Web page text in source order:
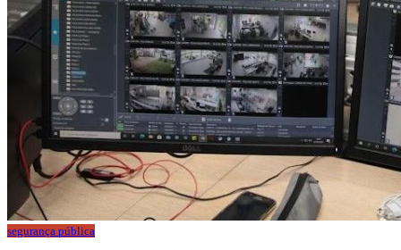
segurança pública